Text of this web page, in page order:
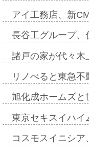
アイ工務店、新
長谷工グループ
諸戸の家が代々
リノべると東急
旭化成ホームズ
東京セキスイハ
コスモスイニシ